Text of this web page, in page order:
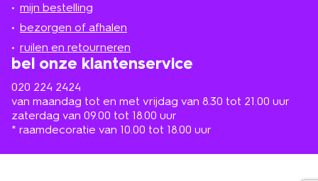
mijn bestelling
bezorgen of afhalen
ruilen en retourneren
bel onze klantenservice
020 224 2424
van maandag tot en met vrijdag van 8.30 tot 21.00 uur
zaterdag van 09.00 tot 18.00 uur
* raamdecoratie van 10.00 tot 18.00 uur
in
de
buurt